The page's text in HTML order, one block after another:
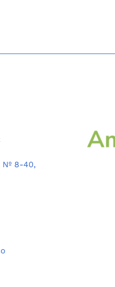
Nº 8-40,